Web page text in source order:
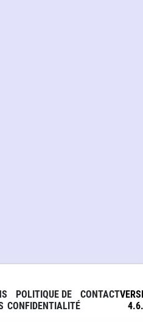
POLITIQUE DE
CONFIDENTIALITÉ
CONTACT